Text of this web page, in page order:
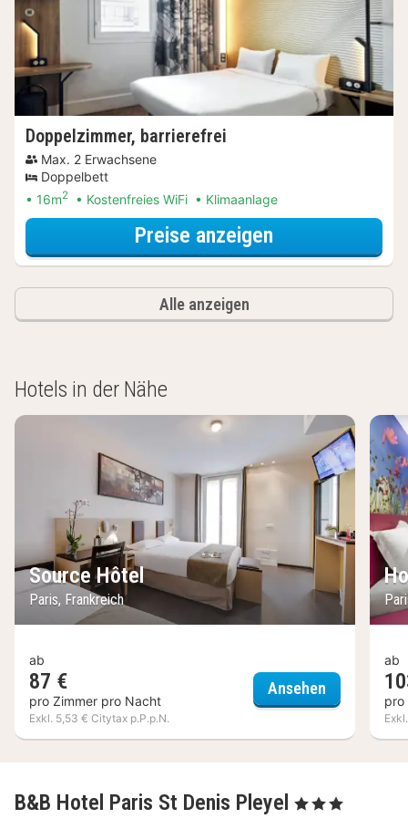
Doppelzimmer, barrierefrei
Max. 2 Erwachsene
Doppelbett
16m2 Kostenfreies WiFi Klimaanlage
Preise anzeigen
Alle anzeigen
Hotels in der Nähe
Source Hôtel
Paris, Frankreich
ab
87 €
pro Zimmer pro Nacht
Exkl. 5,53 € Citytax p.P.p.N.
Ansehen Source
ab
pro
B&B Hotel Paris St Denis Pleyel , 3 Sterne